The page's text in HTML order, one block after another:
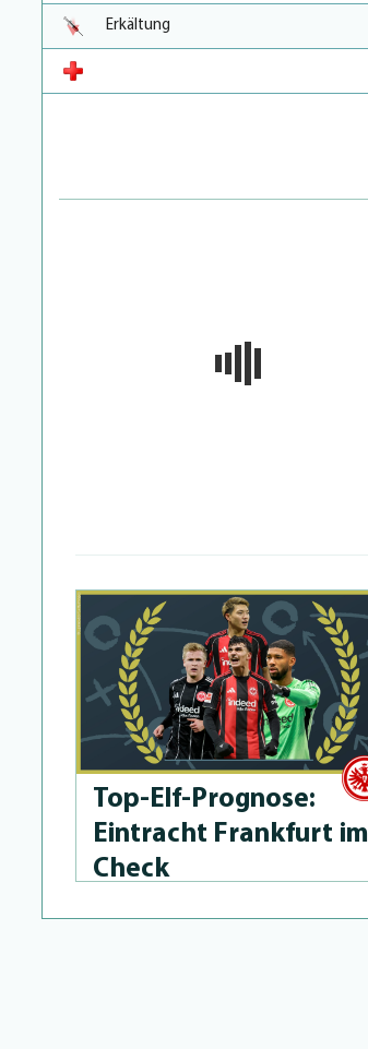
Erkältung
Top-Elf-Prog­no­se:
Eintracht Frankfurt im
Check